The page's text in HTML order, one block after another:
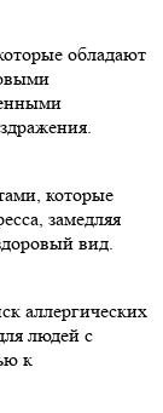
обладают
которые
замедляя
вид.
аллергических
людей с
к